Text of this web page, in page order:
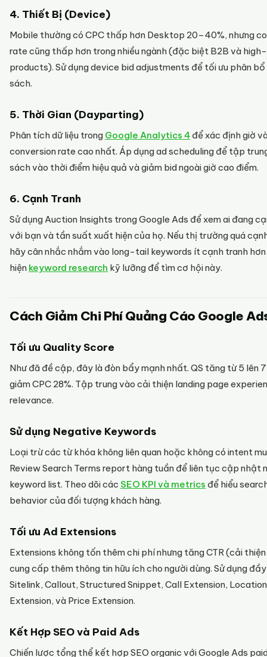
4. Thiết Bị (Device)
Mobile thường có CPC thấp hơn Desktop 20–40%, nhưng
rate cũng thấp hơn trong nhiều ngành (đặc biệt B2B và
products). Sử dụng device bid adjustments để tối ưu phân bổ
sách.
5. Thời Gian (Dayparting)
Phân tích dữ liệu trong Google Analytics 4 để xác định giờ
conversion rate cao nhất. Áp dụng ad scheduling để tập
sách vào thời điểm hiệu quả và giảm bid ngoài giờ cao điểm.
6. Cạnh Tranh
Sử dụng Auction Insights trong Google Ads để xem ai đang
với bạn và tần suất xuất hiện của họ. Nếu thị trường quá
hãy cân nhắc nhắm vào long-tail keywords ít cạnh tranh
hiện keyword research kỹ lưỡng để tìm cơ hội này.
Cách Giảm Chi Phí Quảng Cáo Google
Tối ưu Quality Score
Như đã đề cập, đây là đòn bẩy mạnh nhất. QS tăng từ 5 lên
giảm CPC 28%. Tập trung vào cải thiện landing page
relevance.
Sử dụng Negative Keywords
Loại trừ các từ khóa không liên quan hoặc không có intent
Review Search Terms report hàng tuần để liên tục cập nhật
keyword list. Theo dõi các SEO KPI và metrics để hiểu
behavior của đối tượng khách hàng.
Tối ưu Ad Extensions
Extensions không tốn thêm chi phí nhưng tăng CTR (cải thiện
cung cấp thêm thông tin hữu ích cho người dùng. Sử dụng
Sitelink, Callout, Structured Snippet, Call Extension, Location
Extension, và Price Extension.
Kết Hợp SEO và Paid Ads
Chiến lược tổng thể kết hợp SEO organic với Google Ads